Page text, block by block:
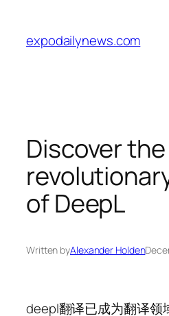
content
expodailynews.com
Discover the
of DeepL
Written byAlexander Holden
deepl翻译已成为翻译领